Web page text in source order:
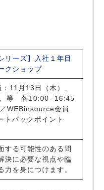
リーズ】入社１年目
クショップ
11月13日（木）、
、等 各10:00- 16:45
WEBinsource会員
トパックポイント
する可能性のある問
決に必要な視点や臨
力を身につけます。